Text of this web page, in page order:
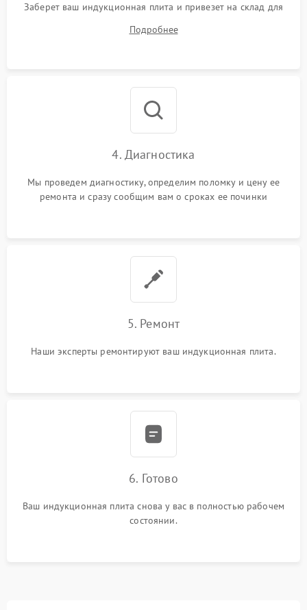
Заберет ваш индукционная плита и привезет на склад для
Подробнее
4. Диагностика
Мы проведем диагностику, определим поломку и цену ее
ремонта и сразу сообщим вам о сроках ее починки
5. Ремонт
Наши эксперты ремонтируют ваш индукционная плита.
6. Готово
Ваш индукционная плита снова у вас в полностью рабочем
состоянии.